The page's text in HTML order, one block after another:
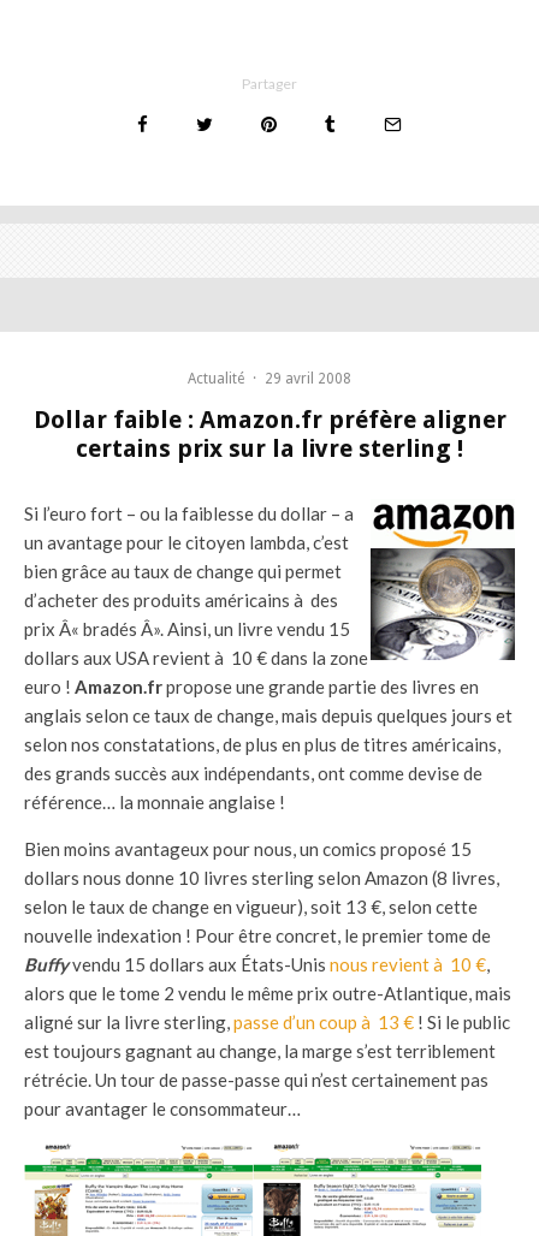
Partager
Actualité · 29 avril 2008
Dollar faible : Amazon.fr préfère aligner
certains prix sur la livre sterling !
Si l’euro fort – ou la faiblesse du dollar – a
un avantage pour le citoyen lambda, c’est
bien grâce au taux de change qui permet
d’acheter des produits américains à des
prix Â« bradés Â». Ainsi, un livre vendu 15
dollars aux USA revient à 10 € dans la zone
euro ! Amazon.frpropose une grande partie des livres en
anglais selon ce taux de change, mais depuis quelques jours et
selon nos constatations, de plus en plus de titres américains,
des grands succès aux indépendants, ont comme devise de
référence… la monnaie anglaise !
Bien moins avantageux pour nous, un comics proposé 15
dollars nous donne 10 livres sterling selon Amazon (8 livres,
selon le taux de change en vigueur), soit 13 €, selon cette
nouvelle indexation ! Pour être concret, le premier tome de
Buffyvendu 15 dollars aux États-Unis nous revient à 10 €,
alors que le tome 2 vendu le même prix outre-Atlantique, mais
aligné sur la livre sterling,passe d’un coup à 13 € ! Si le public
est toujours gagnant au change, la marge s’est terriblement
rétrécie. Un tour de passe-passe qui n’est certainement pas
pour avantager le consommateur…